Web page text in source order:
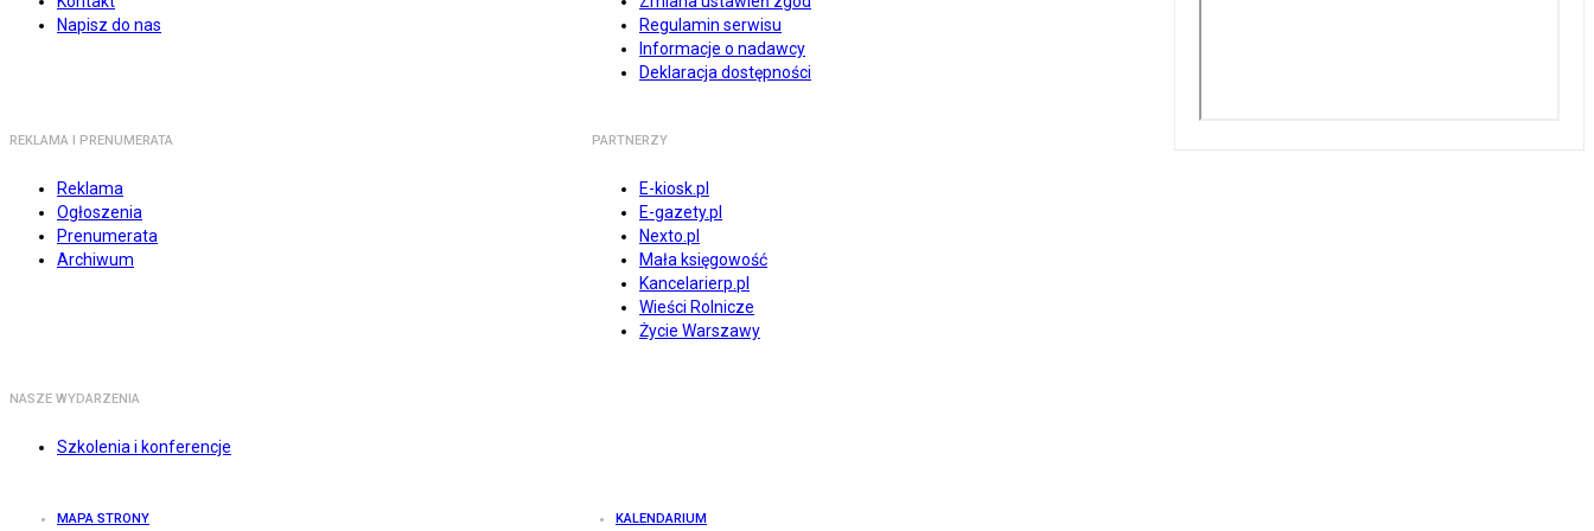
Napisz do nas
Regulamin serwisu
Informacje o nadawcy
Deklaracja dostępności
REKLAMA I PRENUMERATA
Reklama
Ogłoszenia
Prenumerata
Archiwum
PARTNERZY
E-kiosk.pl
E-gazety.pl
Nexto.pl
Mała księgowość
Kancelarierp.pl
Wieści Rolnicze
Życie Warszawy
NASZE WYDARZENIA
Szkolenia i konferencje
MAPA STRONY KALENDARIUM